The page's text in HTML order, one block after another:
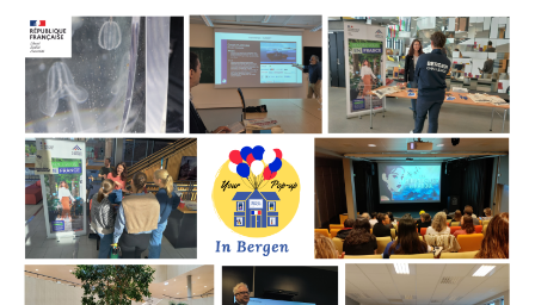
VITENSKAP OG
FORSKNING
Cooperation
programs
Åsgard
PHC Aurora
Åsgard Horizon
Stipender
Arctic Frontiers
FINA Award